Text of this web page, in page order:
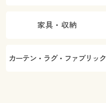
家具・収納
カーテン・ラグ・ファブリック